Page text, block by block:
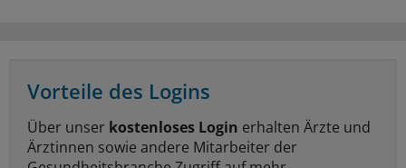
Vorteile des Logins
Über unser kostenloses Login erhalten Ärzte und
Ärztinnen sowie andere Mitarbeiter der